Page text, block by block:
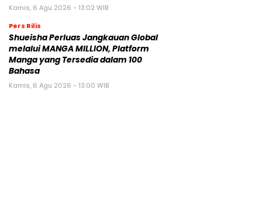
Kamis, 6 Agu 2026 - 13:02 WIB
Pers Rilis
Shueisha Perluas Jangkauan Global
melalui MANGA MILLION, Platform
Manga yang Tersedia dalam 100
Bahasa
Kamis, 6 Agu 2026 - 13:00 WIB